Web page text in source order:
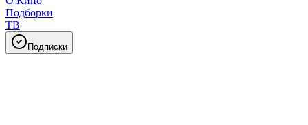
Подборки
ТВ
Подписки